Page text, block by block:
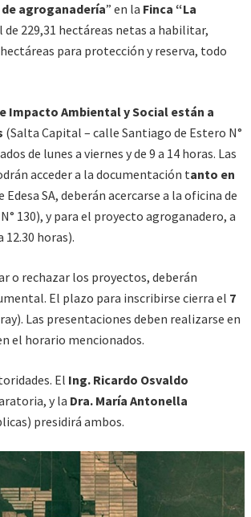
agroganadería” en la Finca “La
229,31 hectáreas netas a habilitar,
para protección y reserva, todo
Impacto Ambiental y Social están a
(Salta Capital – calle Santiago de Estero N°
de lunes a viernes y de 9 a 14 horas. Las
acceder a la documentación tanto en
Edesa SA, deberán acercarse a la oficina de
130), y para el proyecto agroganadero, a
12.30 horas).
o rechazar los proyectos, deberán
El plazo para inscribirse cierra el 7
Las presentaciones deben realizarse en
el horario mencionados.
El Ing. Ricardo Osvaldo
y la Dra. María Antonella
presidirá ambos.